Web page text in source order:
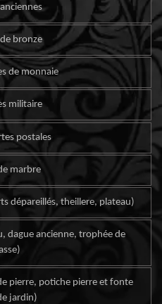
bronze
de monnaie
militaire
postales
marbre
dépareillés, theillere, plateau)
dague ancienne, trophée de
pierre, potiche pierre et fonte
jardin)